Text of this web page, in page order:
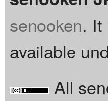
senooken. It
available
All